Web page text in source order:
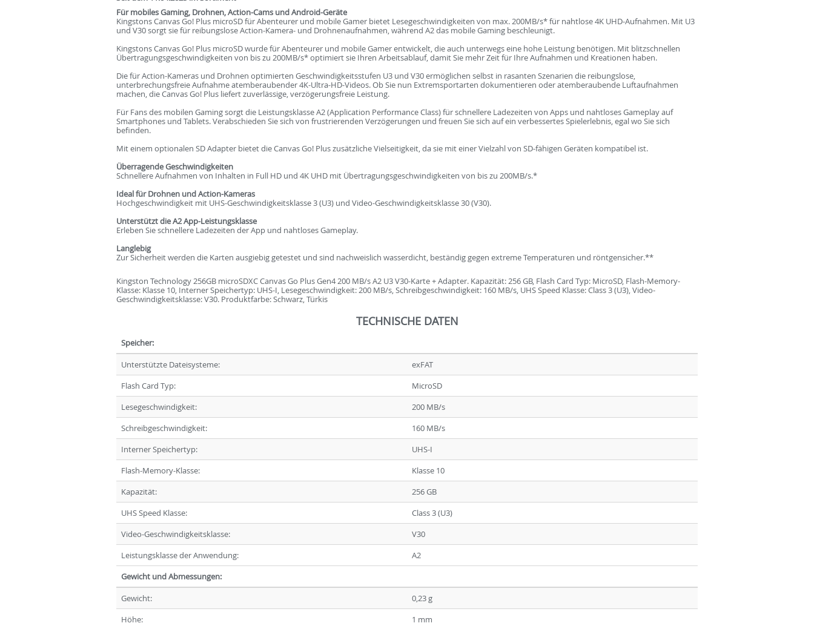
Für mobiles Gaming, Drohnen, Action-Cams und Android-Geräte
Kingstons Canvas Go! Plus microSD für Abenteurer und mobile Gamer bietet Lesegeschwindigkeiten von max. 200MB/s* für nahtlose 4K UHD-Aufnahmen. Mit U3
und V30 sorgt sie für reibungslose Action-Kamera- und Drohnenaufnahmen, während A2 das mobile Gaming beschleunigt.
Kingstons Canvas Go! Plus microSD wurde für Abenteurer und mobile Gamer entwickelt, die auch unterwegs eine hohe Leistung benötigen. Mit blitzschnellen
Übertragungsgeschwindigkeiten von bis zu 200MB/s* optimiert sie Ihren Arbeitsablauf, damit Sie mehr Zeit für Ihre Aufnahmen und Kreationen haben.
Die für Action-Kameras und Drohnen optimierten Geschwindigkeitsstufen U3 und V30 ermöglichen selbst in rasanten Szenarien die reibungslose,
unterbrechungsfreie Aufnahme atemberaubender 4K-Ultra-HD-Videos. Ob Sie nun Extremsportarten dokumentieren oder atemberaubende Luftaufnahmen
machen, die Canvas Go! Plus liefert zuverlässige, verzögerungsfreie Leistung.
Für Fans des mobilen Gaming sorgt die Leistungsklasse A2 (Application Performance Class) für schnellere Ladezeiten von Apps und nahtloses Gameplay auf
Smartphones und Tablets. Verabschieden Sie sich von frustrierenden Verzögerungen und freuen Sie sich auf ein verbessertes Spielerlebnis, egal wo Sie sich
befinden.
Mit einem optionalen SD Adapter bietet die Canvas Go! Plus zusätzliche Vielseitigkeit, da sie mit einer Vielzahl von SD-fähigen Geräten kompatibel ist.
Überragende Geschwindigkeiten
Schnellere Aufnahmen von Inhalten in Full HD und 4K UHD mit Übertragungsgeschwindigkeiten von bis zu 200MB/s.*
Ideal für Drohnen und Action-Kameras
Hochgeschwindigkeit mit UHS-Geschwindigkeitsklasse 3 (U3) und Video-Geschwindigkeitsklasse 30 (V30).
Unterstützt die A2 App-Leistungsklasse
Erleben Sie schnellere Ladezeiten der App und nahtloses Gameplay.
Langlebig
Zur Sicherheit werden die Karten ausgiebig getestet und sind nachweislich wasserdicht, beständig gegen extreme Temperaturen und röntgensicher.**
Kingston Technology 256GB microSDXC Canvas Go Plus Gen4 200 MB/s A2 U3 V30-Karte + Adapter. Kapazität: 256 GB, Flash Card Typ: MicroSD, Flash-Memory-
Klasse: Klasse 10, Interner Speichertyp: UHS-I, Lesegeschwindigkeit: 200 MB/s, Schreibgeschwindigkeit: 160 MB/s, UHS Speed Klasse: Class 3 (U3), Video-
Geschwindigkeitsklasse: V30. Produktfarbe: Schwarz, Türkis
TECHNISCHE DATEN
Speicher:
Unterstützte Dateisysteme:
exFAT
Flash Card Typ:
MicroSD
Lesegeschwindigkeit:
200 MB/s
Schreibgeschwindigkeit:
160 MB/s
Interner Speichertyp:
UHS-I
Flash-Memory-Klasse:
Klasse 10
Kapazität:
256 GB
UHS Speed Klasse:
Class 3 (U3)
Video-Geschwindigkeitsklasse:
V30
Leistungsklasse der Anwendung:
A2
Gewicht und Abmessungen:
Gewicht:
0,23 g
Höhe:
1 mm